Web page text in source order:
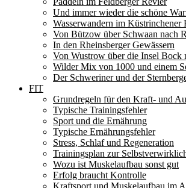
Und immer wieder die schöne
Wasserwandern im Küstrinchener
Von Bützow über Schwaan nach
In den Rheinsberger Gewässern
Von Wustrow über die Insel Bock
Wilder Mix von 1000 und einem
Der Schweriner und der
FIT
Grundregeln für den Kraft- und
Typische Trainingsfehler
Sport und die Ernährung
Typische Ernährungsfehler
Stress, Schlaf und Regeneration
Trainingsplan zur
Wozu ist Muskelaufbau sonst gut
Erfolg braucht Kontrolle
Kraftsport und Muskelaufbau im